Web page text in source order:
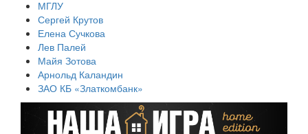
МГЛУ
Сергей Крутов
Елена Сучкова
Лев Палей
Майя Зотова
Арнольд Каландин
ЗАО КБ «Златкомбанк»